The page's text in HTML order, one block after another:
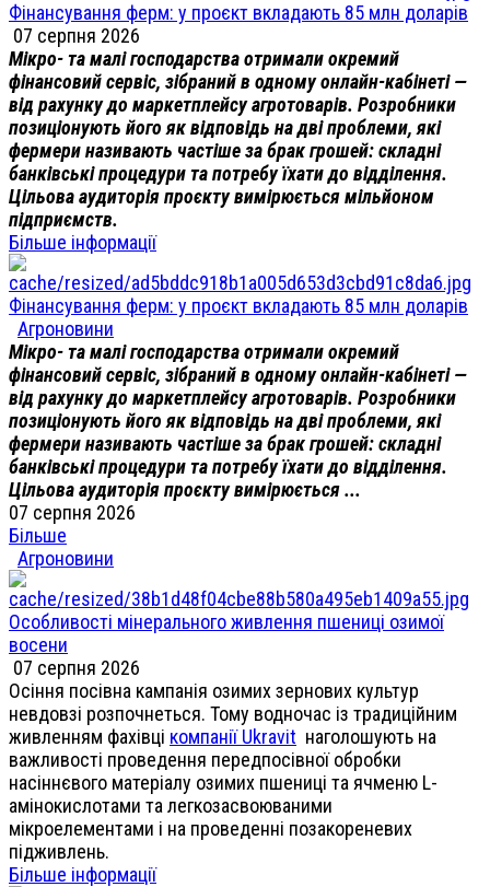
Фінансування ферм: у проєкт вкладають 85 млн доларів
07 серпня 2026
Мікро- та малі господарства отримали окремий
фінансовий сервіс, зібраний в одному онлайн-кабінеті —
від рахунку до маркетплейсу агротоварів. Розробники
позиціонують його як відповідь на дві проблеми, які
фермери називають частіше за брак грошей: складні
банківські процедури та потребу їхати до відділення.
Цільова аудиторія проєкту вимірюється мільйоном
підприємств.
Більше інформації
Фінансування ферм: у проєкт вкладають 85 млн доларів
Агроновини
Мікро- та малі господарства отримали окремий
фінансовий сервіс, зібраний в одному онлайн-кабінеті —
від рахунку до маркетплейсу агротоварів. Розробники
позиціонують його як відповідь на дві проблеми, які
фермери називають частіше за брак грошей: складні
банківські процедури та потребу їхати до відділення.
Цільова аудиторія проєкту вимірюється ...
07 серпня 2026
Більше
Агроновини
Особливості мінерального живлення пшениці озимої
восени
07 серпня 2026
Осіння посівна кампанія озимих зернових культур
невдовзі розпочнеться. Тому водночас із традиційним
живленням фахівці компанії Ukravit наголошують на
важливості проведення передпосівної обробки
насіннєвого матеріалу озимих пшениці та ячменю L-
амінокислотами та легкозасвоюваними
мікроелементами і на проведенні позакореневих
підживлень.
Більше інформації